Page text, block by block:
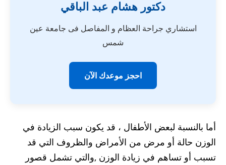
دكتور هشام عبد الباقي
استشاري جراحة العظام و المفاصل فى جامعة عين
شمس
احجز موعدك الآن
أما بالنسبة لبعض الأطفال ، قد يكون سبب الزيادة في
الوزن حالة أو مرض من الأمراض والظروف التي قد
تسبب أو تساهم في زيادة الوزن ,والتي تشمل قصور